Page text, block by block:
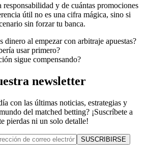
responsabilidad y de cuántas promociones
útil no es una cifra mágica, sino si
sin forzar tu banca.
dinero al empezar con arbitraje apuestas?
usar primero?
sigue compensando?
newsletter
con las últimas noticias, estrategias y
del matched betting? ¡Suscríbete a
pierdas ni un solo detalle!
SUSCRIBIRSE